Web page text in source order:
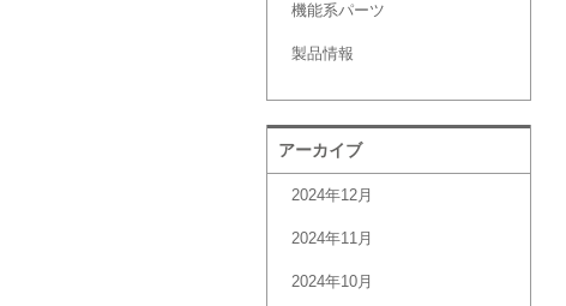
機能系パーツ
製品情報
アーカイブ
2024年12月
2024年11月
2024年10月